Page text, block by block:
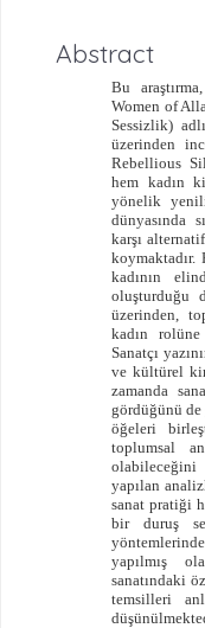
Abstract
Bu
Women of
Sessizlik)
üzerinden
Rebellious
hem kadın
yönelik
dünyasında
karşı
kadının
oluşturduğu
üzerinden,
kadın
Sanatçı
ve kültürel
zamanda
gördüğünü de
öğeleri
toplumsal
yapılan
sanat pratiği
bir duruş
yapılmış
sanatındaki
temsilleri